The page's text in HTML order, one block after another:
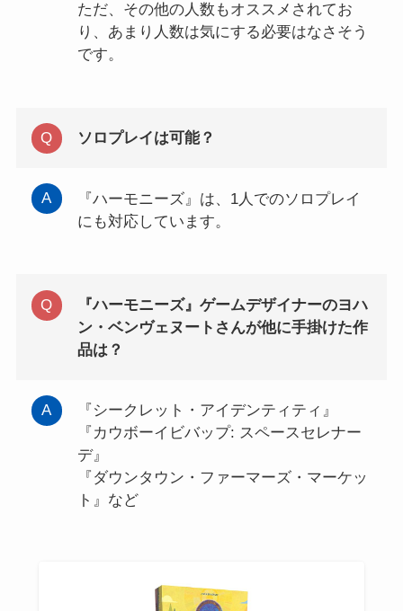
ただ、その他の人数もオススメされてお
り、あまり人数は気にする必要はなさそう
です。
ソロプレイは可能？
『ハーモニーズ』は、1人でのソロプレイ
にも対応しています。
『ハーモニーズ』ゲームデザイナーのヨハ
ン・ベンヴェヌートさんが他に手掛けた作
品は？
『シークレット・アイデンティティ』
『カウボーイビバップ: スペースセレナー
デ』
『ダウンタウン・ファーマーズ・マーケッ
ト』など